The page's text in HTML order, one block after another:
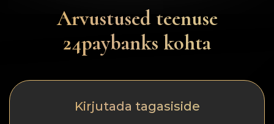
Reservid
Partneritele
Tagasiside
Reeglid
Arvustused teenuse
24paybanks kohta
Kirjutada tagasiside